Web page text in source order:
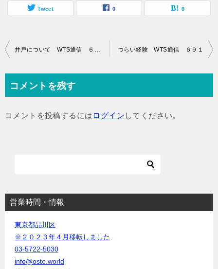
Tweet 0 0
投
ビ
井戸について WTS通信 ６８９ つらい経験 WTS通信 ６９１
コメントを残す
コメントを投稿するには ログイン してください。
営業時間・情報
東京都品川区
※２０２３年４月移転しました
03-5722-5030
info@oste.world